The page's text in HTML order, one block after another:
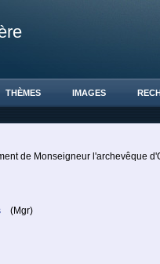
THÈMES IMAGES
de Monseigneur l'archevêque
(Mgr)